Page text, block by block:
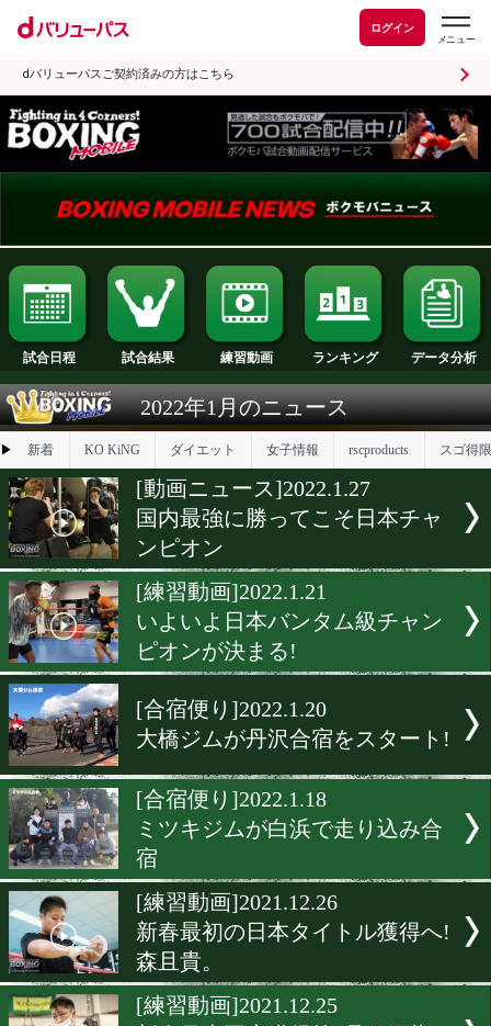
ログイン
dバリューパスご契約済みの方はこちら
試合日程 試合結果 練習動画 ランキング
2022年1月のニュース
▶ 新着 KO KiNG ダイエット
[動画ニュース]2022.1.27
国内最強に勝ってこそ日本
ンピオン
[練習動画]2022.1.21
いよいよ日本バンタム級チ
ピオンが決まる!
大橋ジムが丹沢合宿をスタ
[合宿便り]2022.1.18
ミツキジムが白浜で走り込